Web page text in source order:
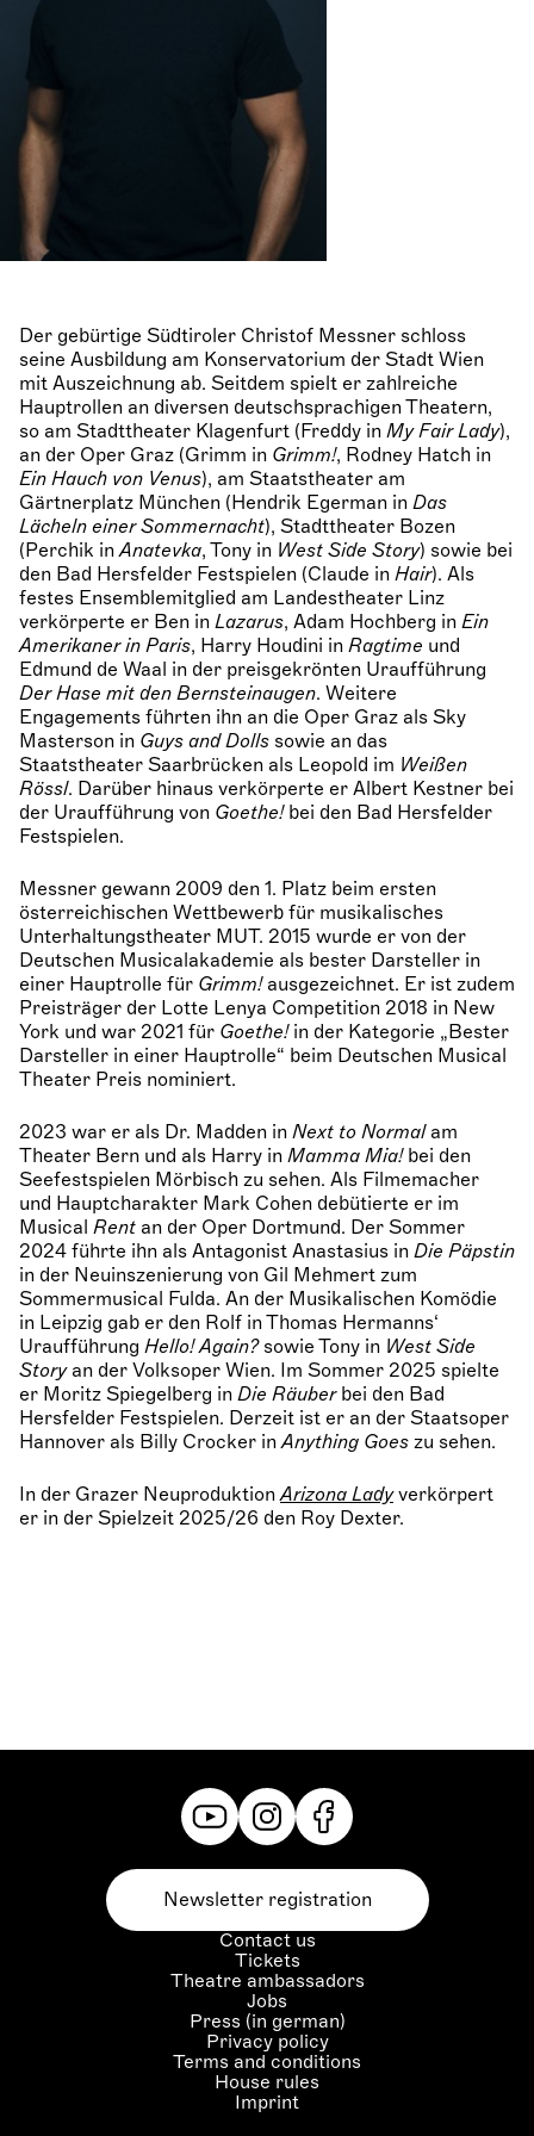
Der gebürtige Südtiroler Christof Messner schloss
seine Ausbildung am Konservatorium der Stadt Wien
mit Auszeichnung ab. Seitdem spielt er zahlreiche
Hauptrollen an diversen deutschsprachigen Theatern,
so am Stadttheater Klagenfurt (Freddy in My Fair Lady),
an der Oper Graz (Grimm in Grimm!, Rodney Hatch in
Ein Hauch von Venus), am Staatstheater am
Gärtnerplatz München (Hendrik Egerman in Das
Lächeln einer Sommernacht), Stadttheater Bozen
(Perchik inAnatevka, Tony in West Side Story) sowie bei
den Bad Hersfelder Festspielen (Claude in Hair). Als
festes Ensemblemitglied am Landestheater Linz
verkörperte er Ben in Lazarus, Adam Hochberg in Ein
Amerikaner in Paris, Harry Houdini in Ragtime und
Edmund de Waal in der preisgekrönten Uraufführung
Der Hase mit den Bernsteinaugen. Weitere
Engagements führten ihn an die Oper Graz als Sky
Masterson in Guys and Dolls sowie an das
Staatstheater Saarbrücken als Leopold im Weißen
Rössl. Darüber hinaus verkörperte er Albert Kestner bei
der Uraufführung von Goethe!bei den Bad Hersfelder
Festspielen.
Messner gewann 2009 den 1. Platz beim ersten
österreichischen Wettbewerb für musikalisches
Unterhaltungstheater MUT. 2015 wurde er von der
Deutschen Musicalakademie als bester Darsteller in
einer Hauptrolle für Grimm!ausgezeichnet. Er ist zudem
Preisträger der Lotte Lenya Competition 2018 in New
York und war 2021 für Goethe!in der Kategorie „Bester
Darsteller in einer Hauptrolle“ beim Deutschen Musical
Theater Preis nominiert.
2023 war er als Dr. Madden in Next to Normalam
Theater Bern und als Harry in Mamma Mia!bei den
Seefestspielen Mörbisch zu sehen. Als Filmemacher
und Hauptcharakter Mark Cohen debütierte er im
Musical Rent an der Oper Dortmund. Der Sommer
2024 führte ihn als Antagonist Anastasius in Die Päpstin
in der Neuinszenierung von Gil Mehmert zum
Sommermusical Fulda. An der Musikalischen Komödie
in Leipzig gab er den Rolf in Thomas Hermanns‘
Uraufführung Hello! Again?sowie Tony in West Side
Story an der Volksoper Wien. Im Sommer 2025 spielte
er Moritz Spiegelberg in Die Räuberbei den Bad
Hersfelder Festspielen. Derzeit ist er an der Staatsoper
Hannover als Billy Crocker inAnything Goes zu sehen.
In der Grazer NeuproduktionArizona Ladyverkörpert
er in der Spielzeit 2025/26 den Roy Dexter.
Contact us
Tickets
Theatre ambassadors
Jobs
Press (in german)
Privacy policy
Terms and conditions
House rules
Imprint
Newsletter registration